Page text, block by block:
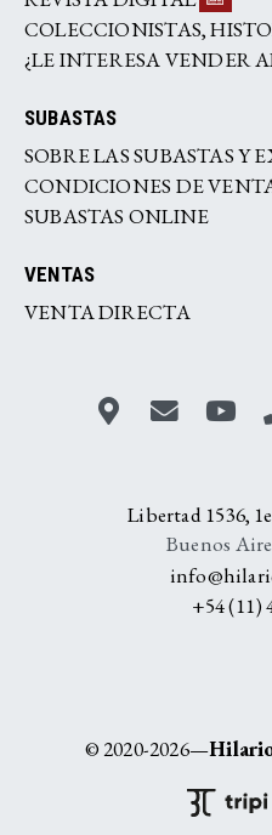
COLECCIONISTAS,
¿LE INTERESA VENDER
SUBASTAS
SOBRE LAS SUBASTAS Y
CONDICIONES DE
SUBASTAS ONLINE
VENTAS
VENTA DIRECTA
Libertad 1536,
Buenos
+54 (11)
© 2020-2026—